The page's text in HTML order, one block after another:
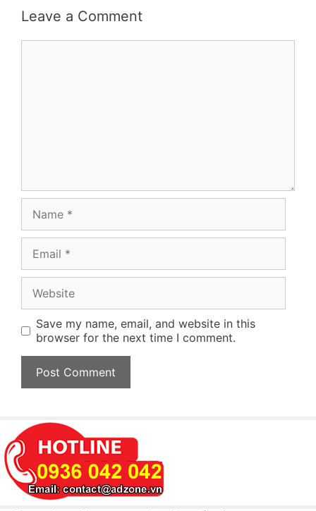
Leave a Comment
Save my name, email, and website in this
browser for the next time I comment.